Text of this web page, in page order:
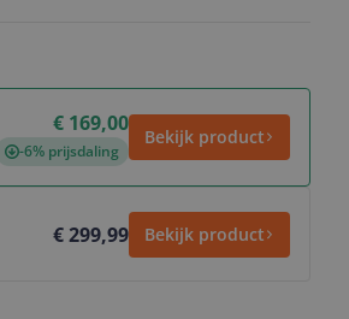
€ 169,00
-6% prijsdaling
Bekijk product
€ 299,99 Bekijk product